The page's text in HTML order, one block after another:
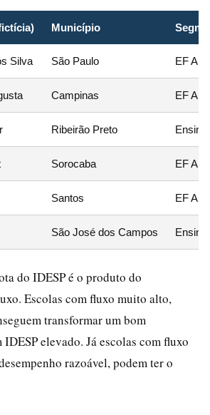
Município
Silva São Paulo EF
Campinas EF
Ribeirão Preto Ensino
Sorocaba EF
Santos EF
São José dos Campos Ensino
do IDESP é o produto do
Escolas com fluxo muito alto,
transformar um bom
IDESP elevado. Já escolas com fluxo
razoável, podem ter o